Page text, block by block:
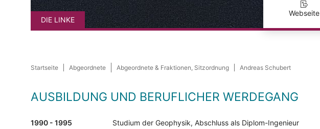
DIE LINKE
Webseite
Startseite Abgeordnete Abgeordnete & Fraktionen, Sitzordnung Andreas Schubert
AUSBILDUNG UND BERUFLICHER WERDEGANG
1990 - 1995
Studium der Geophysik, Abschluss als Diplom-Ingenieur